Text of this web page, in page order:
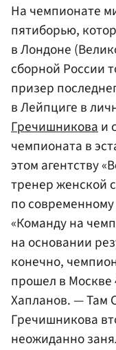
На чемпионате
пятиборью,
в Лондоне
сборной России
призер
в Лейпциге в
Гречишниковаи
чемпионата в
этом агентству
тренер женской
по
«Команду на
на основании
конечно,
прошел в
Хапланов. — Там
Гречишникова
неожиданно